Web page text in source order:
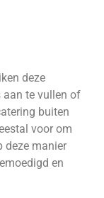
deze
aan te vullen of
buiten
voor om
deze manier
en